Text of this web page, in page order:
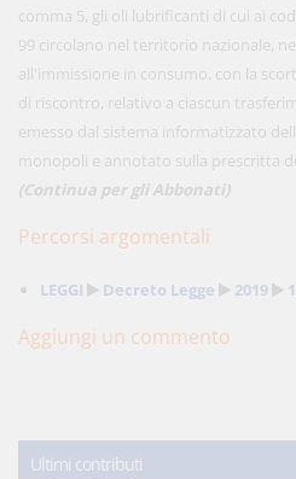
comma 5, gli oli lubrificanti di cui ai
99 circolano nel territorio nazionale,
all'immissione in consumo, con la
di riscontro, relativo a ciascun
emesso dal sistema informatizzato
monopoli e annotato sulla prescritta
(Continua per gli Abbonati)
Percorsi argomentali
LEGGI Decreto Legge 2019
Aggiungi un commento
Ultimi contributi